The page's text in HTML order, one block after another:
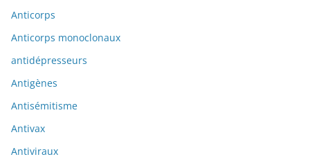
Anticorps
Anticorps monoclonaux
antidépresseurs
Antigènes
Antisémitisme
Antivax
Antiviraux